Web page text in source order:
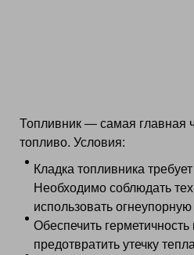
Топливник — самая главная
топливо. Условия:
Кладка топливника
Необходимо соблюдать
использовать огнеупорную
Обеспечить
предотвратить утечку